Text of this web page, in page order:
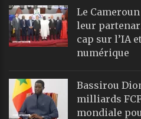
Le
leur
cap sur l’IA
numérique
Bassirou
milliards
mondiale